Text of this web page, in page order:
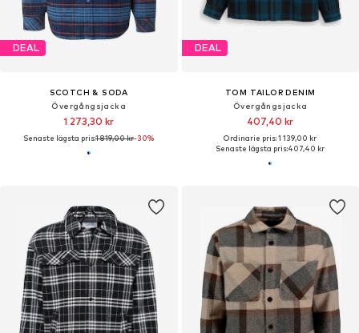
DEAL
SCOTCH & SODA
Övergångsjacka
1 273,30 kr
Senaste lägsta pris:1 819,00 kr-30%
DEAL
TOM TAILOR DENIM
Övergångsjacka
407,40 kr
Ordinarie pris: 1 139,00 kr
Senaste lägsta pris:407,40 kr